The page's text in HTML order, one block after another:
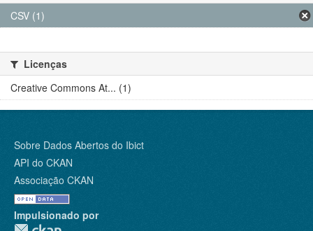
CSV (1)
Licenças
Creative Commons At... (1)
Sobre Dados Abertos do Ibict
API do CKAN
Associação CKAN
Impulsionado por